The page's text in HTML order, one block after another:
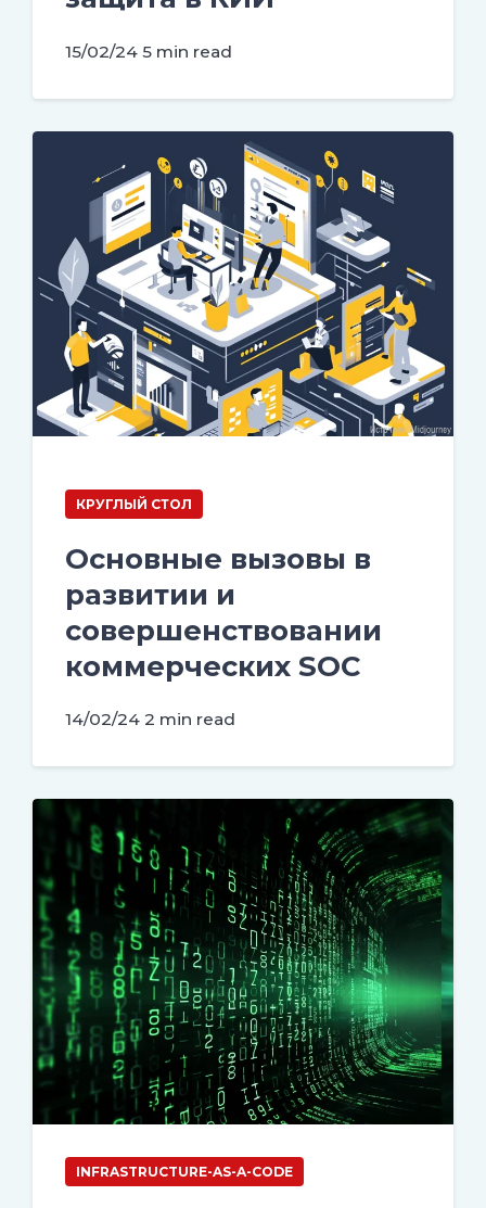
15/02/24 5 min read
КРУГЛЫЙ СТОЛ
Основные вызовы в
развитии и
совершенствовании
коммерческих SOC
14/02/24 2 min read
INFRASTRUCTURE-AS-A-CODE